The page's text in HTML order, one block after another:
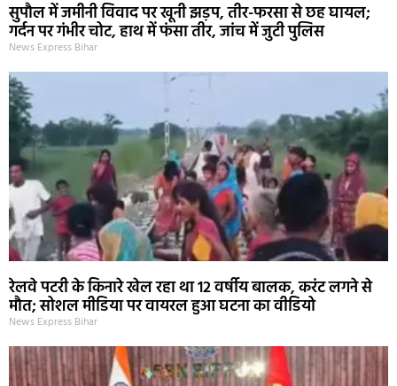
सुपौल में जमीनी विवाद पर खूनी झड़प, तीर-फरसा से छह घायल;
गर्दन पर गंभीर चोट, हाथ में फंसा तीर, जांच में जुटी पुलिस
News Express Bihar
रेलवे पटरी के किनारे खेल रहा था 12 वर्षीय बालक, करंट लगने से
मौत; सोशल मीडिया पर वायरल हुआ घटना का वीडियो
News Express Bihar